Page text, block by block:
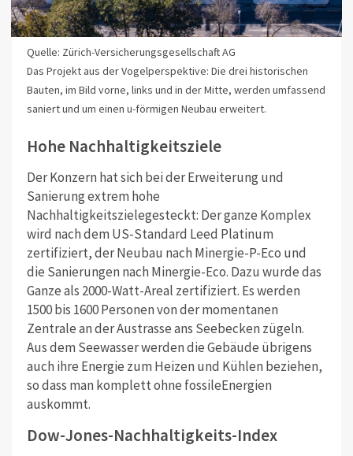
Quelle: Zürich-Versicherungsgesellschaft AG
Das Projekt aus der Vogelperspektive: Die drei historischen
Bauten, im Bild vorne, links und in der Mitte, werden umfassend
saniert und um einen u-förmigen Neubau erweitert.
Hohe Nachhaltigkeitsziele
Der Konzern hat sich bei der Erweiterung und
Sanierung extrem hohe
Nachhaltigkeitszielegesteckt: Der ganze Komplex
wird nach dem US-Standard Leed Platinum
zertifiziert, der Neubau nach Minergie-P-Eco und
die Sanierungen nach Minergie-Eco. Dazu wurde das
Ganze als 2000-Watt-Areal zertifiziert. Es werden
1500 bis 1600 Personen von der momentanen
Zentrale an der Austrasse ans Seebecken zügeln.
Aus dem Seewasser werden die Gebäude übrigens
auch ihre Energie zum Heizen und Kühlen beziehen,
so dass man komplett ohne fossileEnergien
auskommt.
Dow-Jones-Nachhaltigkeits-Index